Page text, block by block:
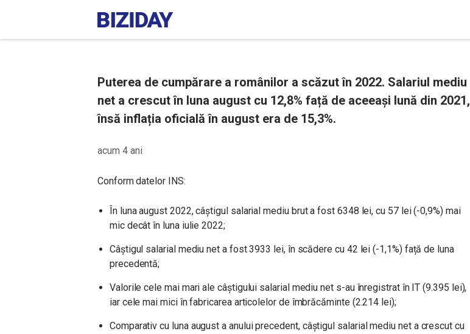
Puterea de cumpărare a românilor a scăzut în 2022. Salariul mediu
net a crescut în luna august cu 12,8% față de aceeași lună din 2021,
însă inflația oficială în august era de 15,3%.
acum 4 ani
Conform datelor INS:
În luna august 2022, câştigul salarial mediu brut a fost 6348 lei, cu 57 lei (-0,9%) mai
mic decât în luna iulie 2022;
Câştigul salarial mediu net a fost 3933 lei, în scădere cu 42 lei (-1,1%) față de luna
precedentă;
Valorile cele mai mari ale câştigului salarial mediu net s-au înregistrat în IT (9.395 lei),
iar cele mai mici în fabricarea articolelor de îmbrăcăminte (2.214 lei);
Comparativ cu luna august a anului precedent, câştigul salarial mediu net a crescut cu